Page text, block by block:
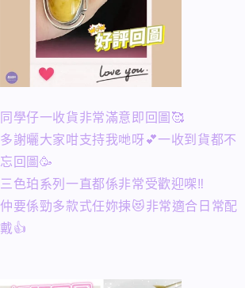
同學仔一收貨非常滿意即回圖🥰
多謝曬大家咁支持我哋呀💕一收到貨都不
忘回圖🥳
三色珀系列一直都係非常受歡迎㗎‼️
仲要係勁多款式任妳揀😻非常適合日常配
戴👍